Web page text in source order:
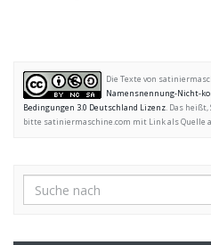
Die Texte von
Namensnennung-Nicht-
Bedingungen 3.0 Deutschland Lizenz. Das heißt,
bitte satiniermaschine.com mit Link als Quelle